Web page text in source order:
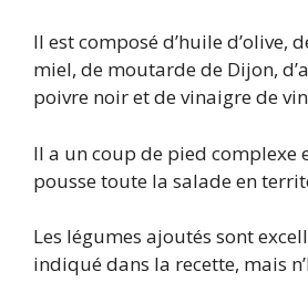
Il est composé d’huile d’olive,
miel, de moutarde de Dijon,
poivre noir et de vinaigre de
Il a un coup de pied complexe
pousse toute la salade en
Les légumes ajoutés sont
indiqué dans la recette, mais